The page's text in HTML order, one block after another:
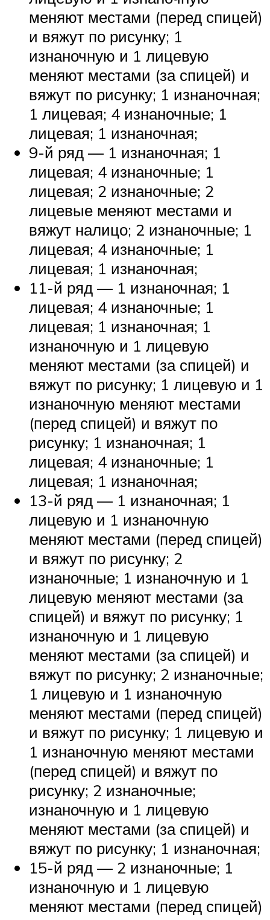
меняют местами (перед спицей)
и вяжут по рисунку; 1
изнаночную и 1 лицевую
меняют местами (за спицей) и
вяжут по рисунку; 1 изнаночная;
1 лицевая; 4 изнаночные; 1
лицевая; 1 изнаночная;
9-й ряд — 1 изнаночная; 1
лицевая; 4 изнаночные; 1
лицевая; 2 изнаночные; 2
лицевые меняют местами и
вяжут налицо; 2 изнаночные; 1
лицевая; 4 изнаночные; 1
лицевая; 1 изнаночная;
11-й ряд — 1 изнаночная; 1
лицевая; 4 изнаночные; 1
лицевая; 1 изнаночная; 1
изнаночную и 1 лицевую
меняют местами (за спицей) и
вяжут по рисунку; 1 лицевую и 1
изнаночную меняют местами
(перед спицей) и вяжут по
рисунку; 1 изнаночная; 1
лицевая; 4 изнаночные; 1
лицевая; 1 изнаночная;
13-й ряд — 1 изнаночная; 1
лицевую и 1 изнаночную
меняют местами (перед спицей)
и вяжут по рисунку; 2
изнаночные; 1 изнаночную и 1
лицевую меняют местами (за
спицей) и вяжут по рисунку; 1
изнаночную и 1 лицевую
меняют местами (за спицей) и
вяжут по рисунку; 2 изнаночные;
1 лицевую и 1 изнаночную
меняют местами (перед спицей)
и вяжут по рисунку; 1 лицевую и
1 изнаночную меняют местами
(перед спицей) и вяжут по
рисунку; 2 изнаночные;
изнаночную и 1 лицевую
меняют местами (за спицей) и
вяжут по рисунку; 1 изнаночная;
15-й ряд — 2 изнаночные; 1
изнаночную и 1 лицевую
меняют местами (перед спицей)